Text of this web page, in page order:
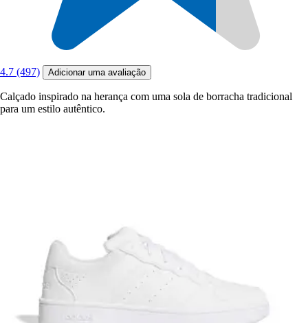
4.7 (497) Adicionar uma avaliação
Calçado inspirado na herança com uma sola de borracha tradicional
para um estilo autêntico.